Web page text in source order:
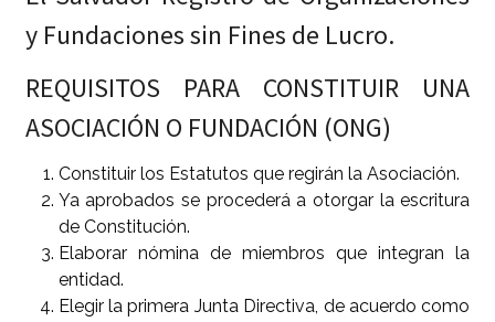
y Fundaciones sin Fines de Lucro.
REQUISITOS PARA CONSTITUIR UNA
ASOCIACIÓN O FUNDACIÓN (ONG)
Constituir los Estatutos que regirán la Asociación.
Ya aprobados se procederá a otorgar la escritura
de Constitución.
Elaborar nómina de miembros que integran la
entidad.
Elegir la primera Junta Directiva, de acuerdo como